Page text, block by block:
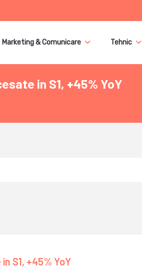
Marketing & Comunicare Tehnic
in S1, +45% YoY
S1, +45% YoY